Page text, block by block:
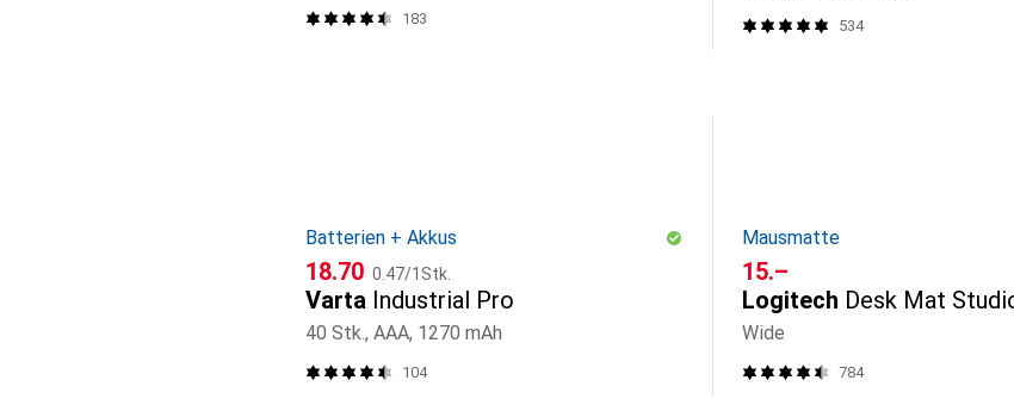
183 534
Batterien + Akkus
CHF
18.70 CHF
0.47/1Stk.
Varta Industrial Pro
40 Stk., AAA, 1270 mAh
104
Mausmatte
CHF
15.–
Logitech Desk Mat
Wide
784